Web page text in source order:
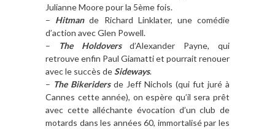
Julianne Moore pour la 5ème fois.
– Hitman de Richard Linklater, une comédie
d’action avec Glen Powell.
–
The Holdovers
d’Alexander Payne, qui
retrouve enfin Paul Giamatti et pourrait renouer
avec le succès deSideways.
– The Bikeridersde Jeff Nichols (qui fut juré à
Cannes cette année), on espère qu’il sera prêt
avec cette alléchante évocation d’un club de
motards dans les années 60, immortalisé par les